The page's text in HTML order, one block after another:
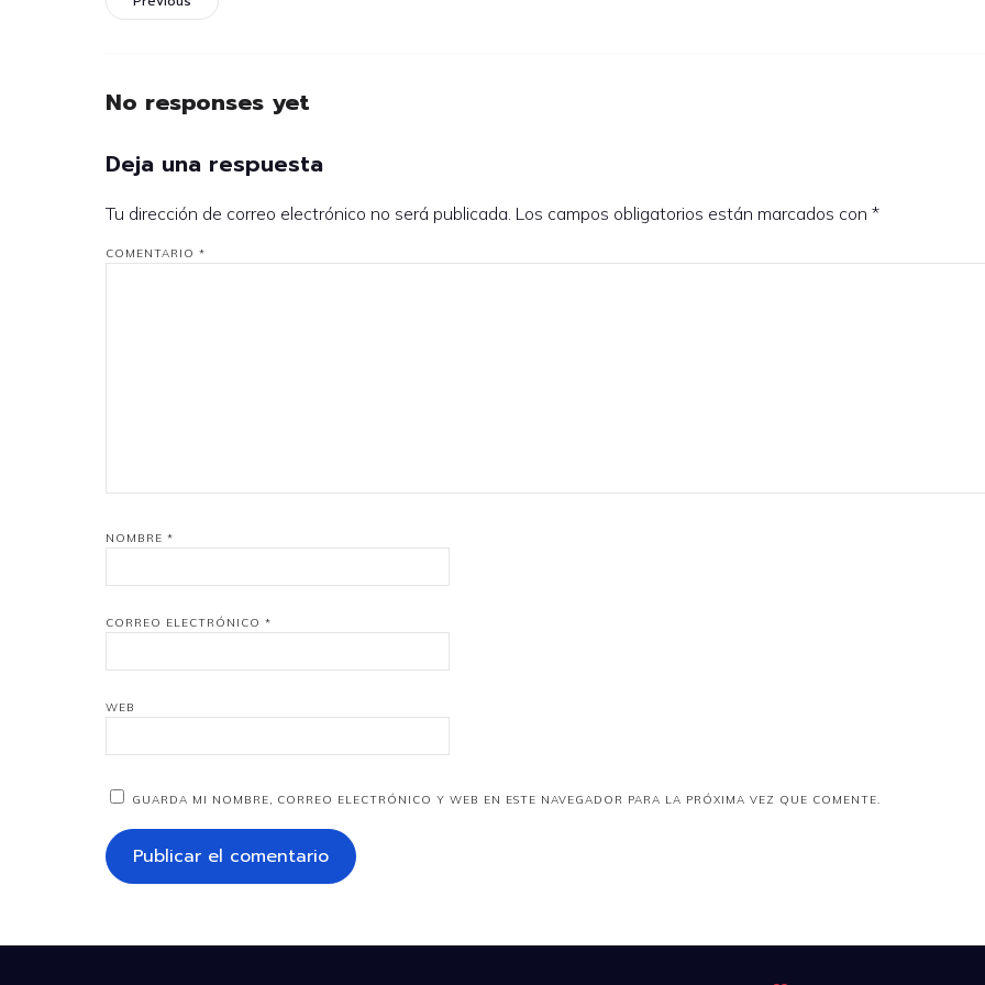
No responses yet
Deja una respuesta
Tu dirección de correo electrónico no será publicada. Los campos obligatorios están marcados con *
COMENTARIO *
NOMBRE *
CORREO ELECTRÓNICO *
WEB
GUARDA MI NOMBRE, CORREO ELECTRÓNICO Y WEB EN ESTE NAVEGADOR PARA LA PRÓXIMA VEZ QUE COMENTE.